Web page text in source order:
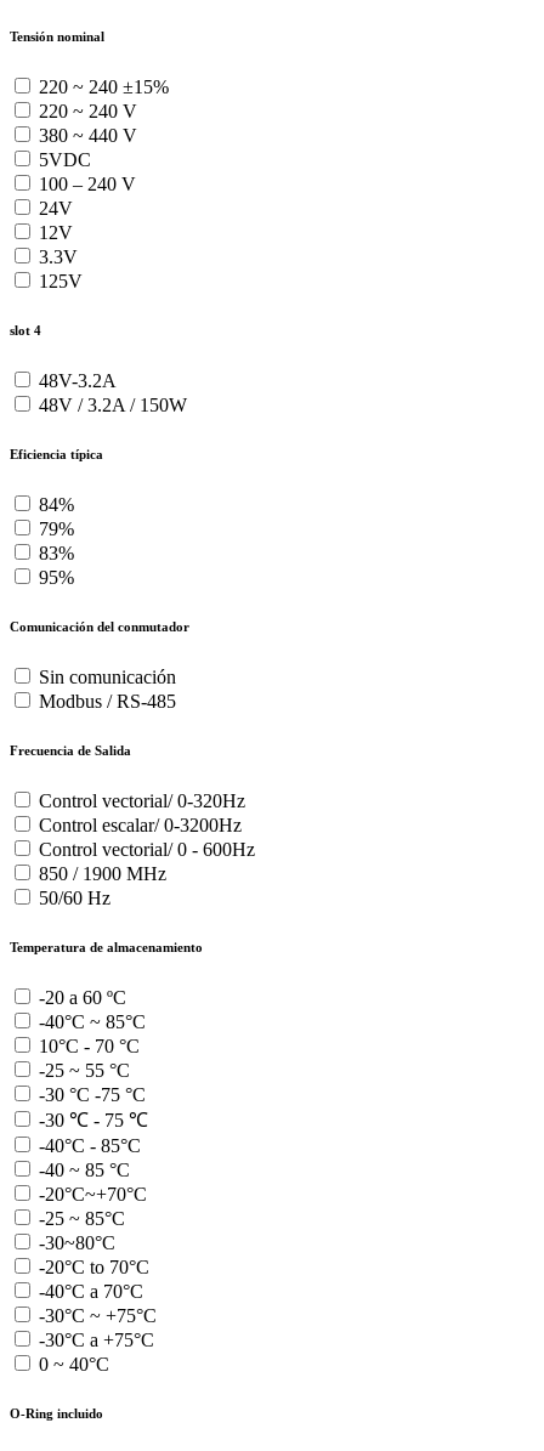
Tensión nominal
220 ~ 240 ±15%
220 ~ 240 V
380 ~ 440 V
5VDC
100 – 240 V
24V
12V
3.3V
125V
slot 4
48V-3.2A
48V / 3.2A / 150W
Eficiencia típica
84%
79%
83%
95%
Comunicación del conmutador
Sin comunicación
Modbus / RS-485
Frecuencia de Salida
Control vectorial/ 0-320Hz
Control escalar/ 0-3200Hz
Control vectorial/ 0 - 600Hz
850 / 1900 MHz
50/60 Hz
Temperatura de almacenamiento
-20 a 60 ºC
-40°C ~ 85°C
10°C - 70 °C
-25 ~ 55 °C
-30 °C -75 °C
-30 ℃ - 75 ℃
-40°C - 85°C
-40 ~ 85 °C
-20°C~+70°C
-25 ~ 85°C
-30~80°C
-20°C to 70°C
-40°C a 70°C
-30°C ~ +75°C
-30°C a +75°C
0 ~ 40°C
O-Ring incluido